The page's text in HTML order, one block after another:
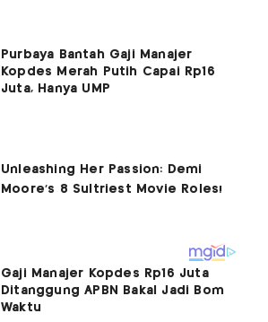
Purbaya Bantah Gaji Manajer
Kopdes Merah Putih Capai Rp16
Juta, Hanya UMP
Gaji Manajer Kopdes Rp16 Juta
Ditanggung APBN Bakal Jadi Bom
Waktu